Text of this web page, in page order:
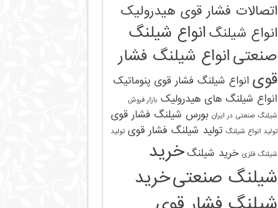
اتصالات فشار قوی هیدرولیک
انواع شیلنگ انواع شیلنگ
صنعتیانواع شیلنگ فشار
قوی انواع شیلنگ فشار قوی پنوماتیک
انواع شیلنگ های هیدرولیک بازار فروش
شیلنگ صنعتی در ایران بورس شیلنگ فشار قوی
تولید انواع شیلنگ تولید شیلنگ فشار قوی تولید
شیلنگ‌ فلزی خرید شیلنگ خرید
شیلنگ صنعتیخرید